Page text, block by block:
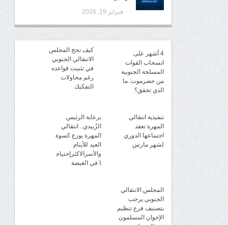
فبراير 19, 2026
4 أشهر على
انسحاب القوات
المسلحة الجنوبية
من حضرموت: ما
الذي تحقق؟
كيف نجح المجلس
الانتقالي الجنوبي
في تثبيت قواعده
رغم محاولات
التفكيك
تنفيذية انتقالي
المهرة تعقد
اجتماعها الدوري
لشهر مارس
برعاية الرئيس
الزُبيدي.. انتقالي
المهرة يوزع كسوة
العيد للأيتام
والأسرالاكثرإحتياج
ا في الغيضة
المجلس الانتقالي
الجنوبي يرحب
بتصنيف فرع تنظيم
الإخوان المسلمون